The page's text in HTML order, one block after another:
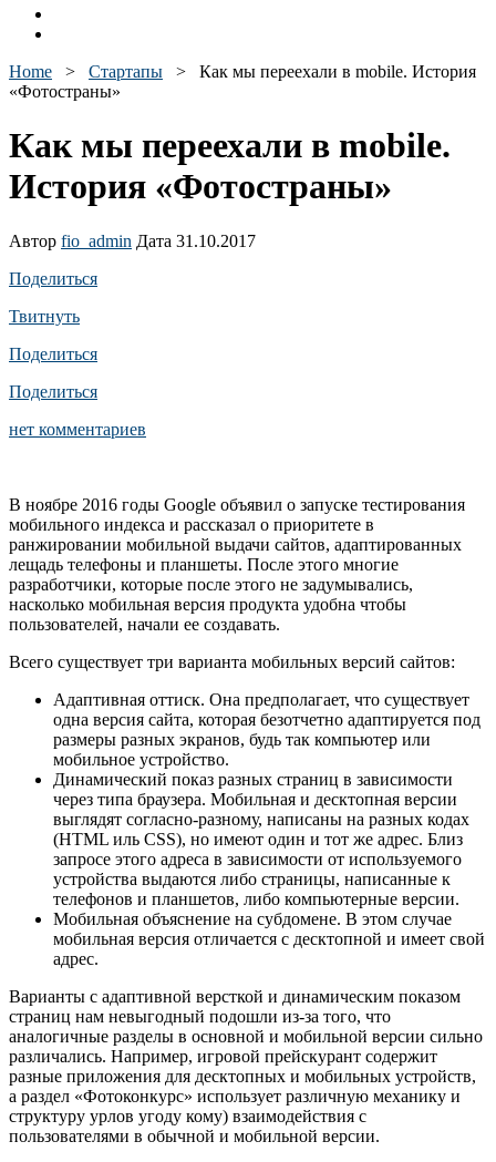
Home > Стартапы > Как мы переехали в mobile. История
«Фотостраны»
Как мы переехали в mobile.
История «Фотостраны»
Автор fio_admin Дата 31.10.2017
Поделиться
Твитнуть
Поделиться
Поделиться
нет комментариев
В ноябре 2016 годы Google объявил о запуске тестирования
мобильного индекса и рассказал о приоритете в
ранжировании мобильной выдачи сайтов, адаптированных
лещадь телефоны и планшеты. После этого многие
разработчики, которые после этого не задумывались,
насколько мобильная версия продукта удобна чтобы
пользователей, начали ее создавать.
Всего существует три варианта мобильных версий сайтов:
Адаптивная оттиск. Она предполагает, что существует
одна версия сайта, которая безотчетно адаптируется под
размеры разных экранов, будь так компьютер или
мобильное устройство.
Динамический показ разных страниц в зависимости
через типа браузера. Мобильная и десктопная версии
выглядят согласно-разному, написаны на разных кодах
(HTML иль CSS), но имеют один и тот же адрес. Близ
запросе этого адреса в зависимости от используемого
устройства выдаются либо страницы, написанные к
телефонов и планшетов, либо компьютерные версии.
Мобильная объяснение на субдомене. В этом случае
мобильная версия отличается с десктопной и имеет свой
адрес.
Варианты с адаптивной версткой и динамическим показом
страниц нам невыгодный подошли из-за того, что
аналогичные разделы в основной и мобильной версии сильно
различались. Например, игровой прейскурант содержит
разные приложения для десктопных и мобильных устройств,
а раздел «Фотоконкурс» использует различную механику и
структуру урлов угоду кому) взаимодействия с
пользователями в обычной и мобильной версии.